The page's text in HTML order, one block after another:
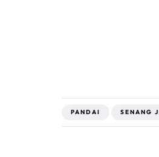
PANDAI SENANG